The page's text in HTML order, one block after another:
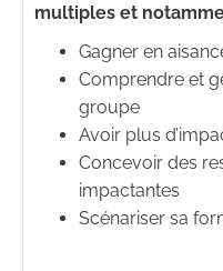
multiples et
Gagner en
Comprendre et
groupe
Avoir plus
Concevoir des
impactantes
Scénariser sa